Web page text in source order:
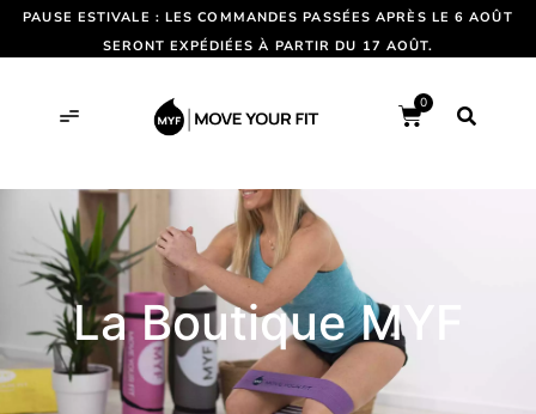
PAUSE ESTIVALE : LES COMMANDES PASSÉES APRÈS LE 6 AOÛT
SERONT EXPÉDIÉES À PARTIR DU 17 AOÛT.
0
La Boutique MYF